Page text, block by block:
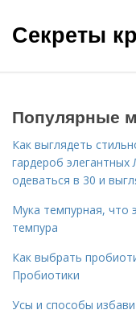
Секреты
Популярные
Как выглядеть
гардероб элегантных
одеваться в 30 и
Мука темпурная, что
темпура
Как выбрать
Пробиотики
Усы и способы